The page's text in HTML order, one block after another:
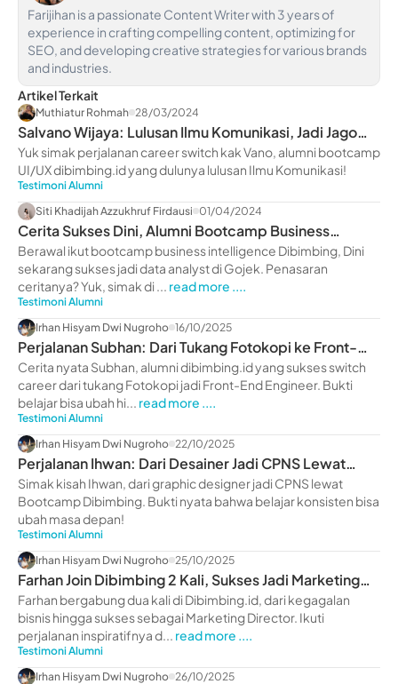
Farijihan is a passionate Content Writer with 3 years of
experience in crafting compelling content, optimizing for
SEO, and developing creative strategies for various brands
and industries.
Artikel Terkait
Muthiatur Rohmah 28/03/2024
Salvano Wijaya: Lulusan Ilmu Komunikasi, Jadi Jago
UI/UX Design!
Yuk simak perjalanan career switch kak Vano, alumni bootcamp
UI/UX dibimbing.id yang dulunya lulusan Ilmu Komunikasi!
Testimoni Alumni
Siti Khadijah Azzukhruf Firdausi 01/04/2024
Cerita Sukses Dini, Alumni Bootcamp Business
Intelligence
Berawal ikut bootcamp business intelligence Dibimbing, Dini
sekarang sukses jadi data analyst di Gojek. Penasaran
ceritanya? Yuk, simak di ... read more ....
Testimoni Alumni
Irhan Hisyam Dwi Nugroho 16/10/2025
Perjalanan Subhan: Dari Tukang Fotokopi ke Front-
End Engineer
Cerita nyata Subhan, alumni dibimbing.id yang sukses switch
career dari tukang Fotokopi jadi Front-End Engineer. Bukti
belajar bisa ubah hi... read more ....
Testimoni Alumni
Irhan Hisyam Dwi Nugroho 22/10/2025
Perjalanan Ihwan: Dari Desainer Jadi CPNS Lewat
Dibimbing
Simak kisah Ihwan, dari graphic designer jadi CPNS lewat
Bootcamp Dibimbing. Bukti nyata bahwa belajar konsisten bisa
ubah masa depan!
Testimoni Alumni
Irhan Hisyam Dwi Nugroho 25/10/2025
Farhan Join Dibimbing 2 Kali, Sukses Jadi Marketing
Director
Farhan bergabung dua kali di Dibimbing.id, dari kegagalan
bisnis hingga sukses sebagai Marketing Director. Ikuti
perjalanan inspiratifnya d... read more ....
Testimoni Alumni
Irhan Hisyam Dwi Nugroho 26/10/2025